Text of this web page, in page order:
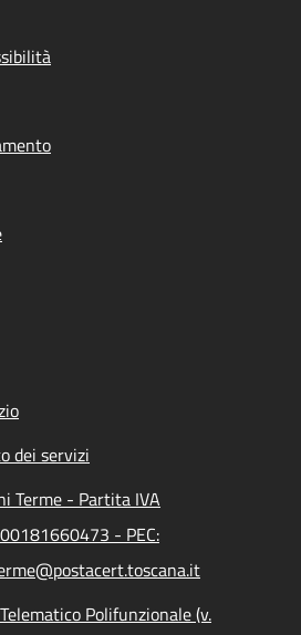
dei servizi
Terme - Partita IVA
- PEC:
Polifunzionale (v.